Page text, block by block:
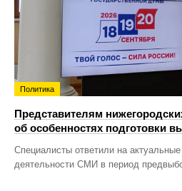
Политика
Представителям
об особенностях подготовки
Специалисты ответили на
деятельности СМИ в период